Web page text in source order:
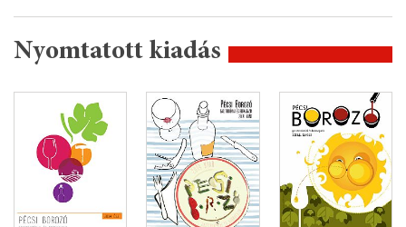
Nyomtatott kiadás